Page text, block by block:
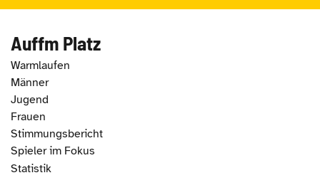
Auffm Platz
Warmlaufen
Männer
Jugend
Frauen
Stimmungsbericht
Spieler im Fokus
Statistik